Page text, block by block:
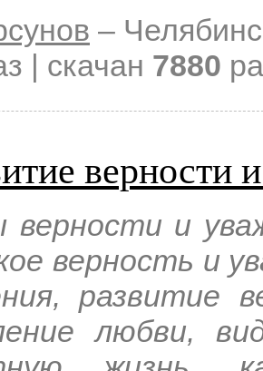
–
| скачан 7880
верности
верности и
верность и
развитие
любви,